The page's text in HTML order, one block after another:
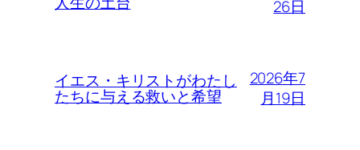
26日
イエス・キリストがわたし
たちに与える救いと希望
2026年7
月19日